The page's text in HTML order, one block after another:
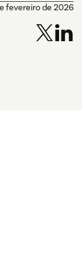
fevereiro de 2026